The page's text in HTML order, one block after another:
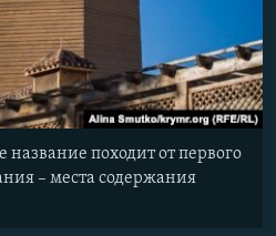
походит от первого
– места содержания